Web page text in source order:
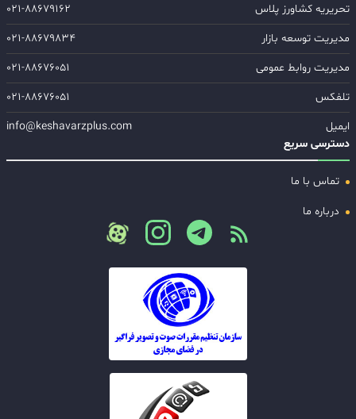
تحریریه کشاورز پلاس
۰۲۱-۸۸۶۷۹۱۶۲
مدیریت توسعه بازار
۰۲۱-۸۸۶۷۹۸۳۴
مدیریت روابط عمومی
۰۲۱-۸۸۶۷۶۰۵۱
تلفکس
۰۲۱-۸۸۶۷۶۰۵۱
ایمیل
info@keshavarzplus.com
دسترسی سریع
تماس با ما
درباره ما